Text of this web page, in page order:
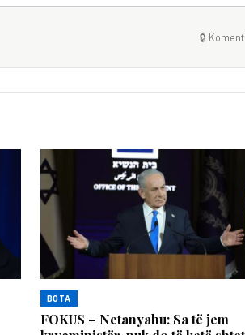
🔒
BOTA
FOKUS – Netanyahu: Sa të jem